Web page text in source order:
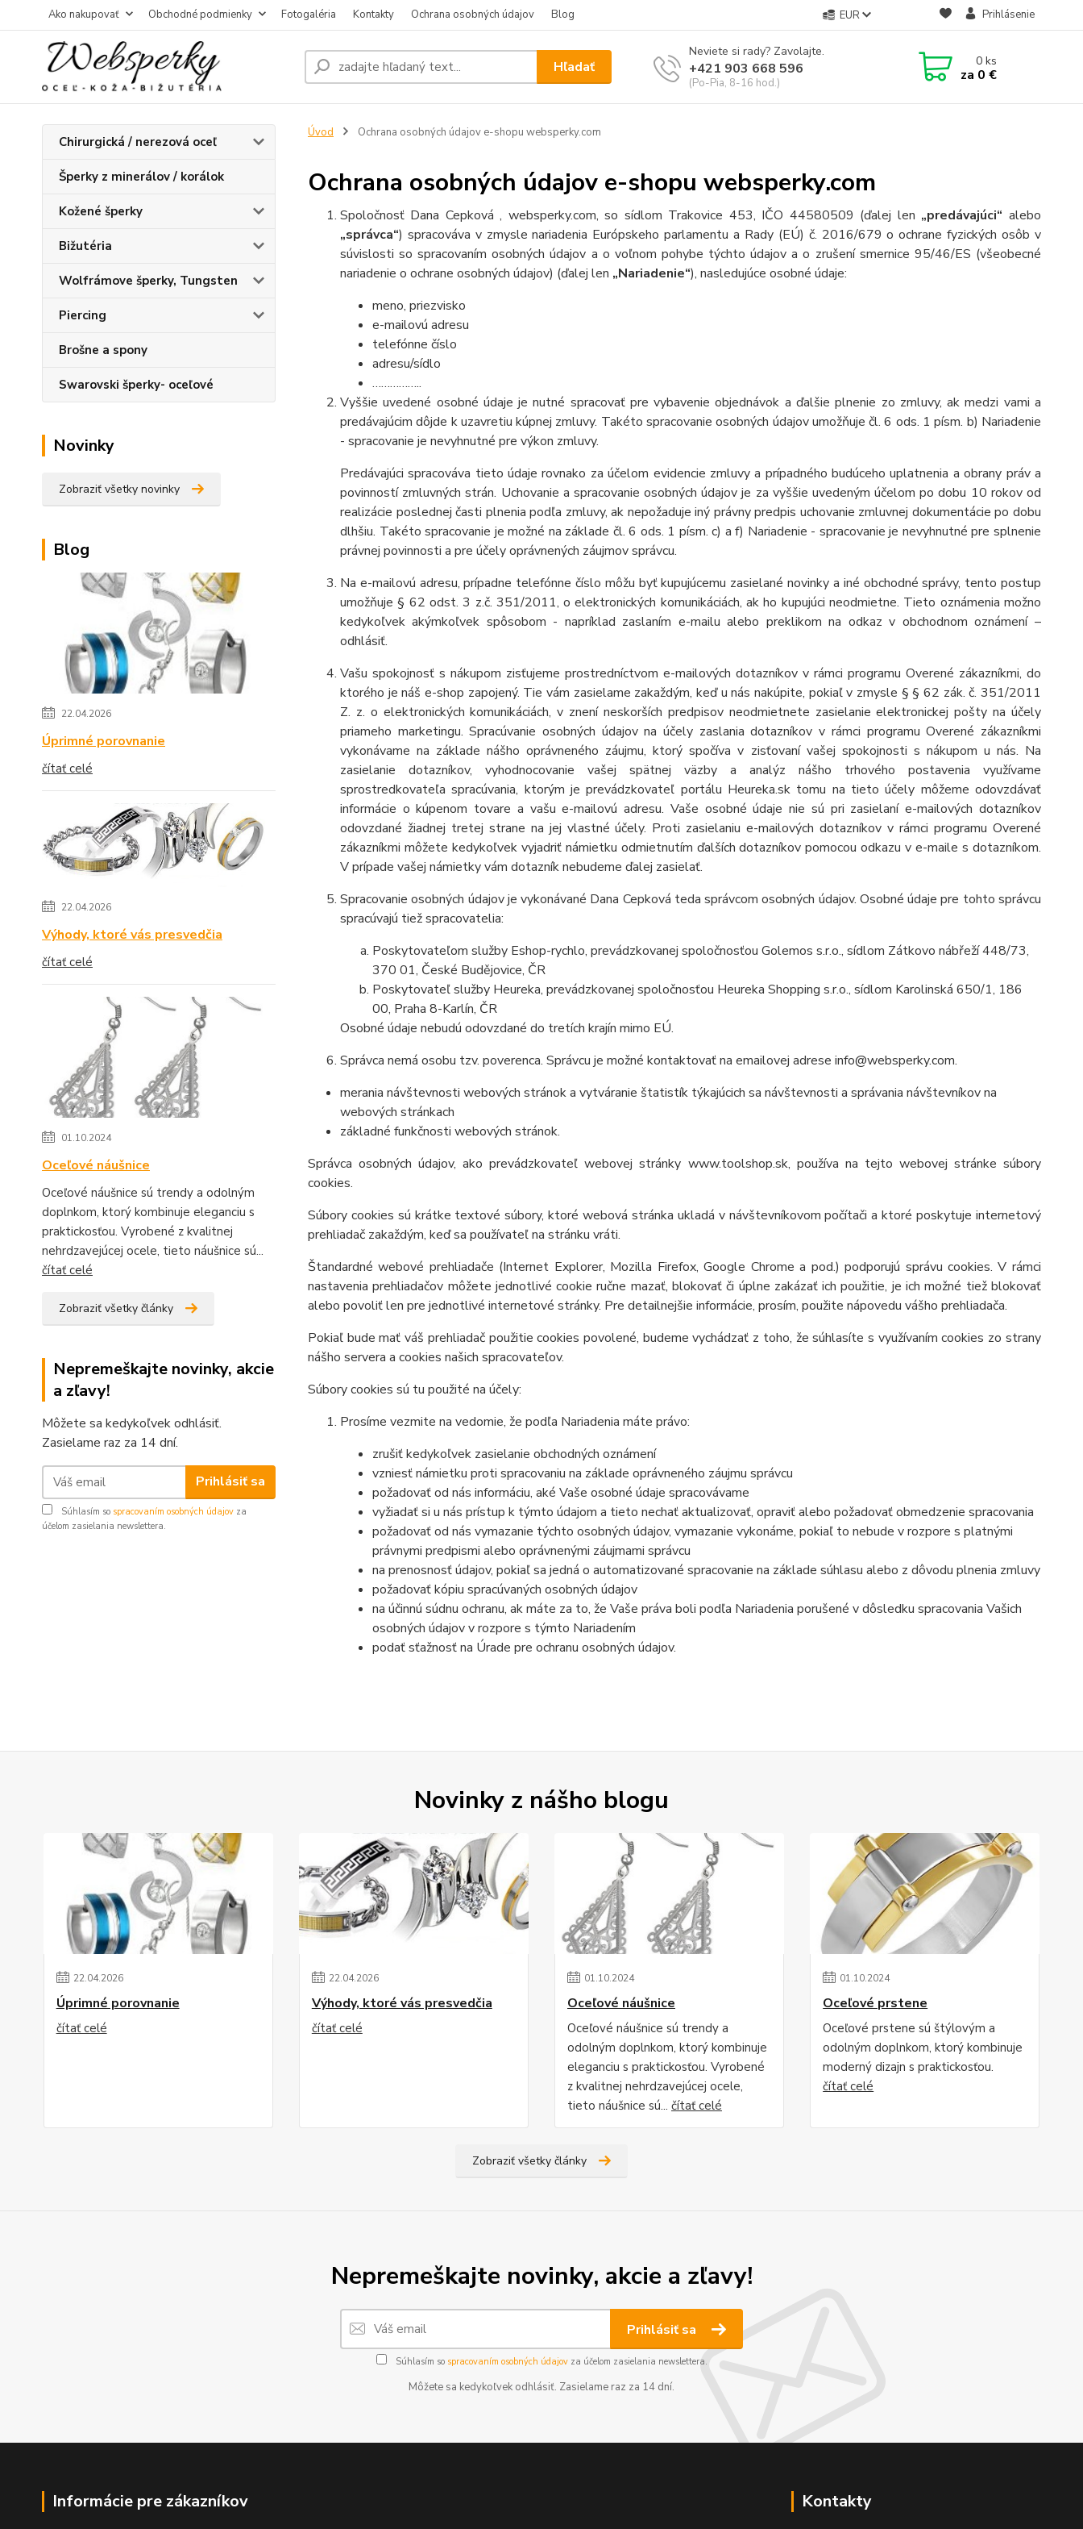
Ako nakupovať Obchodné podmienky Fotogaléria Kontakty Ochrana osobných údajov Blog EUR Prihlásenie
Hľadať
Neviete si rady? Zavolajte.
+421 903 668 596
(Po-Pia, 8-16 hod.)
0ks
za 0 €
Chirurgická / nerezová oceľ
Šperky z minerálov / korálok
Kožené šperky
Bižutéria
Wolfrámove šperky, Tungsten
Piercing
Brošne a spony
Swarovski šperky- oceľové
Novinky
Zobraziť všetky novinky
Blog
22.04.2026
Úprimné porovnanie
čítať celé
22.04.2026
Výhody, ktoré vás presvedčia
čítať celé
01.10.2024
Oceľové náušnice
Oceľové náušnice sú trendy a odolným
doplnkom, ktorý kombinuje eleganciu s
praktickosťou. Vyrobené z kvalitnej
nehrdzavejúcej ocele, tieto náušnice sú...
čítať celé
Zobraziť všetky články
Nepremeškajte novinky, akcie
a zľavy!
Môžete sa kedykoľvek odhlásiť.
Zasielame raz za 14 dní.
Prihlásiť sa
Súhlasím so spracovaním osobných údajov za
účelom zasielania newslettera.
Úvod Ochrana osobných údajov e-shopu websperky.com
Ochrana osobných údajov e-shopu websperky.com
Spoločnosť Dana Cepková , websperky.com, so sídlom Trakovice 453, IČO 44580509 (ďalej len „predávajúci“ alebo
„správca“) spracováva v zmysle nariadenia Európskeho parlamentu a Rady (EÚ) č. 2016/679 o ochrane fyzických osôb v
súvislosti so spracovaním osobných údajov a o voľnom pohybe týchto údajov a o zrušení smernice 95/46/ES (všeobecné
nariadenie o ochrane osobných údajov) (ďalej len „Nariadenie“), nasledujúce osobné údaje:
meno, priezvisko
e-mailovú adresu
telefónne číslo
adresu/sídlo
……………..
Vyššie uvedené osobné údaje je nutné spracovať pre vybavenie objednávok a ďalšie plnenie zo zmluvy, ak medzi vami a
predávajúcim dôjde k uzavretiu kúpnej zmluvy. Takéto spracovanie osobných údajov umožňuje čl. 6 ods. 1 písm. b) Nariadenie
- spracovanie je nevyhnutné pre výkon zmluvy.
Predávajúci spracováva tieto údaje rovnako za účelom evidencie zmluvy a prípadného budúceho uplatnenia a obrany práv a
povinností zmluvných strán. Uchovanie a spracovanie osobných údajov je za vyššie uvedeným účelom po dobu 10 rokovod
realizácie poslednej časti plnenia podľa zmluvy, ak nepožaduje iný právny predpis uchovanie zmluvnej dokumentácie po dobu
dlhšiu. Takéto spracovanie je možné na základe čl. 6 ods. 1 písm. c) a f) Nariadenie - spracovanie je nevyhnutné pre splnenie
právnej povinnosti a pre účely oprávnených záujmov správcu.
Na e-mailovú adresu, prípadne telefónne číslo môžu byť kupujúcemu zasielané novinky a iné obchodné správy, tento postup
umožňuje § 62 odst. 3 z.č. 351/2011, o elektronických komunikáciách, ak ho kupujúci neodmietne. Tieto oznámenia možno
kedykoľvek akýmkoľvek spôsobom - napríklad zaslaním e-mailu alebo preklikom na odkaz v obchodnom oznámení –
odhlásiť.
Vašu spokojnosť s nákupom zisťujeme prostredníctvom e-mailových dotazníkov v rámci programu Overené zákazníkmi, do
ktorého je náš e-shop zapojený. Tie vám zasielame zakaždým, keď u nás nakúpite, pokiaľ v zmysle § § 62 zák. č. 351/2011
Z. z. o elektronických komunikáciách, v znení neskorších predpisov neodmietnete zasielanie elektronickej pošty na účely
priameho marketingu. Spracúvanie osobných údajov na účely zaslania dotazníkov v rámci programu Overené zákazníkmi
vykonávame na základe nášho oprávneného záujmu, ktorý spočíva v zisťovaní vašej spokojnosti s nákupom u nás. Na
zasielanie dotazníkov, vyhodnocovanie vašej spätnej väzby a analýz nášho trhového postavenia využívame
sprostredkovateľa spracúvania, ktorým je prevádzkovateľ portálu Heureka.sk tomu na tieto účely môžeme odovzdávať
informácie o kúpenom tovare a vašu e-mailovú adresu. Vaše osobné údaje nie sú pri zasielaní e-mailových dotazníkov
odovzdané žiadnej tretej strane na jej vlastné účely. Proti zasielaniu e-mailových dotazníkov v rámci programu Overené
zákazníkmi môžete kedykoľvek vyjadriť námietku odmietnutím ďalších dotazníkov pomocou odkazu v e-maile s dotazníkom.
V prípade vašej námietky vám dotazník nebudeme ďalej zasielať.
Spracovanie osobných údajov je vykonávané Dana Cepková teda správcom osobných údajov. Osobné údaje pre tohto správcu
spracúvajú tiež spracovatelia:
Poskytovateľom služby Eshop-rychlo, prevádzkovanej spoločnosťou Golemos s.r.o., sídlom Zátkovo nábřeží 448/73,
370 01, České Budějovice, ČR
Poskytovateľ služby Heureka, prevádzkovanej spoločnosťou Heureka Shopping s.r.o., sídlom Karolinská 650/1, 186
00, Praha 8-Karlín, ČR
Osobné údaje nebudú odovzdané do tretích krajín mimo EÚ.
Správca nemá osobu tzv. poverenca. Správcu je možné kontaktovať na emailovej adrese info@websperky.com.
merania návštevnosti webových stránok a vytváranie štatistík týkajúcich sa návštevnosti a správania návštevníkov na
webových stránkach
základné funkčnosti webových stránok.
Správca osobných údajov, ako prevádzkovateľ webovej stránky www.toolshop.sk, používa na tejto webovej stránke súbory
cookies.
Súbory cookies sú krátke textové súbory, ktoré webová stránka ukladá v návštevníkovom počítači a ktoré poskytuje internetový
prehliadač zakaždým, keď sa používateľ na stránku vráti.
Štandardné webové prehliadače (Internet Explorer, Mozilla Firefox, Google Chrome a pod.) podporujú správu cookies. V rámci
nastavenia prehliadačov môžete jednotlivé cookie ručne mazať, blokovať či úplne zakázať ich použitie, je ich možné tiež blokovať
alebo povoliť len pre jednotlivé internetové stránky. Pre detailnejšie informácie, prosím, použite nápovedu vášho prehliadača.
Pokiaľ bude mať váš prehliadač použitie cookies povolené, budeme vychádzať z toho, že súhlasíte s využívaním cookies zo strany
nášho servera a cookies našich spracovateľov.
Súbory cookies sú tu použité na účely:
Prosíme vezmite na vedomie, že podľa Nariadenia máte právo:
zrušiť kedykoľvek zasielanie obchodných oznámení
vzniesť námietku proti spracovaniu na základe oprávneného záujmu správcu
požadovať od nás informáciu, aké Vaše osobné údaje spracovávame
vyžiadať si u nás prístup k týmto údajom a tieto nechať aktualizovať, opraviť alebo požadovať obmedzenie spracovania
požadovať od nás vymazanie týchto osobných údajov, vymazanie vykonáme, pokiaľ to nebude v rozpore s platnými
právnymi predpismi alebo oprávnenými záujmami správcu
na prenosnosť údajov, pokiaľ sa jedná o automatizované spracovanie na základe súhlasu alebo z dôvodu plnenia zmluvy
požadovať kópiu spracúvaných osobných údajov
na účinnú súdnu ochranu, ak máte za to, že Vaše práva boli podľa Nariadenia porušené v dôsledku spracovania Vašich
osobných údajov v rozpore s týmto Nariadením
podať sťažnosť na Úrade pre ochranu osobných údajov.
Novinky z nášho blogu
22.04.2026
Úprimné porovnanie
čítať celé
22.04.2026
Výhody, ktoré vás presvedčia
čítať celé
01.10.2024
Oceľové náušnice
Oceľové náušnice sú trendy a
odolným doplnkom, ktorý kombinuje
eleganciu s praktickosťou. Vyrobené
z kvalitnej nehrdzavejúcej ocele,
tieto náušnice sú... čítať celé
01.10.2024
Oceľové prstene
Oceľové prstene sú štýlovým a
odolným doplnkom, ktorý kombinuje
moderný dizajn s praktickosťou.
čítať celé
Zobraziť všetky články
Nepremeškajte novinky, akcie a zľavy!
Prihlásiť sa
Súhlasím so spracovaním osobných údajovza účelom zasielania newslettera.
Môžete sa kedykoľvek odhlásiť. Zasielame raz za 14 dní.
Informácie pre zákazníkov Kontakty